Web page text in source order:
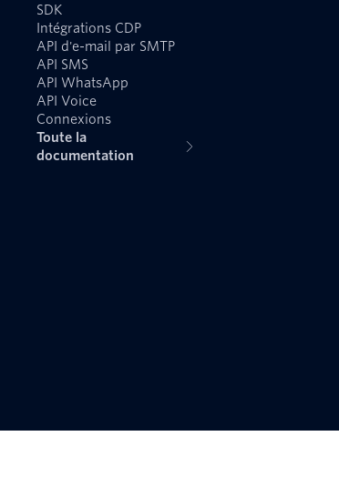
SDK
Intégrations CDP
API d'e-mail par SMTP
API SMS
API WhatsApp
API Voice
Connexions
Toute la
documentation